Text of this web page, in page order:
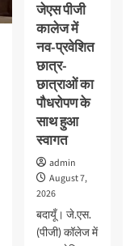
जेएस पीजी
कालेज में
नव-प्रवेशित
छात्र-
छात्राओं का
पौधरोपण के
साथ हुआ
स्वागत
admin
August 7,
2026
बदायूँ। जे.एस.
(पीजी) कॉलेज में